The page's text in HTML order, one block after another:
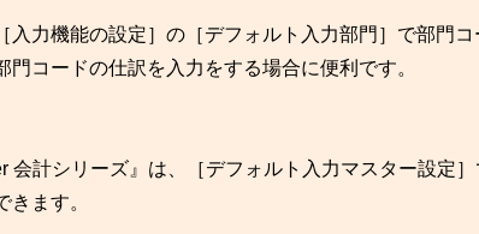
入力機能の設定］の［デフォルト入力部門］で部門コ
門コードの仕訳を入力をする場合に便利です。
会計シリーズ』は、［デフォルト入力マスター設定
きます。